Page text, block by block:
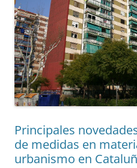
Principales
de medidas en
urbanismo en